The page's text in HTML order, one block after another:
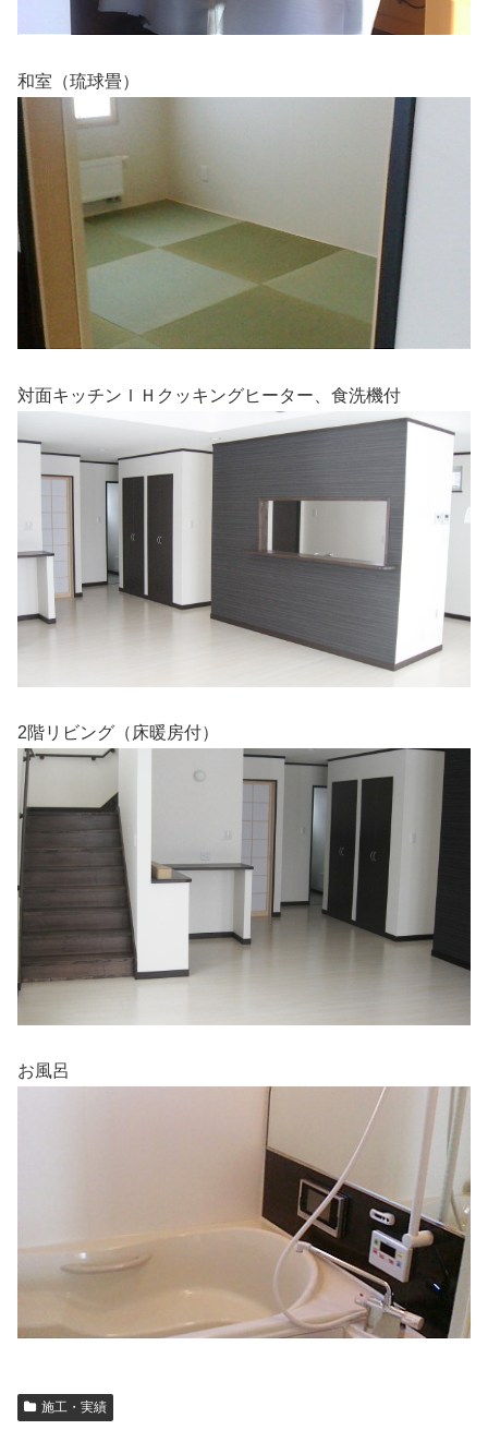
和室（琉球畳）
対面キッチンＩＨクッキングヒーター、食洗機付
2階リビング（床暖房付）
お風呂
施工・実績